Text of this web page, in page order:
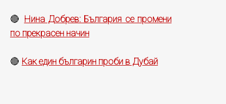
🔴 Нина Добрев: България се промени
по прекрасен начин
🔴 Как един българин проби в Дубай